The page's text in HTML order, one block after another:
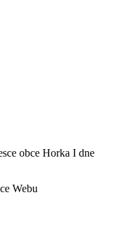
obce Horka I dne
Webu